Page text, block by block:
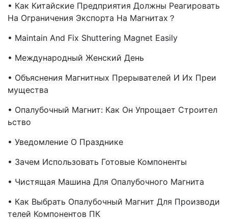
• Как Китайские Предприятия Должны Реагировать
На Ограничения Экспорта На Магнитах？
• Maintain And Fix Shuttering Magnet Easily
• Международный Женский День
• Объяснения Магнитных Прерывателей И Их Преи
Мущества
• Опалубочный Магнит: Как Он Упрощает Строител
Ьство
• Уведомление О Празднике
• Зачем Использовать Готовые Компоненты
• Чистящая Машина Для Опалубочного Магнита
• Как Выбрать Опалубочный Магнит Для Производи
Телей Компонентов ПК